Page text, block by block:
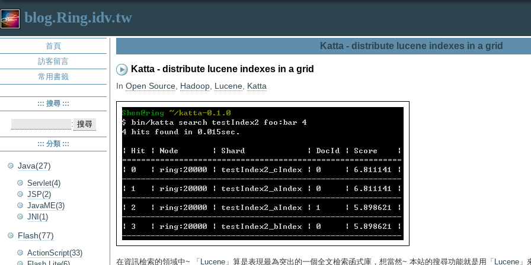
blog.Ring.idv.tw
Katta - distribute lucene indexes in a grid
Katta - distribute lucene indexes in a grid
In Open Source Hadoop Lucene Katta
在資訊檢索的領域中~ 「 Lucene 」算是表現最為突出的一個全文檢索函式庫，想當然~ 本站的搜尋功能就是用「 Lucene 」
首頁
訪客留言
常用書籤
::: 搜尋 :::
:
::: 分類 :::
Java(27)
Servlet(4)
JSP(2)
JavaME(3)
JNI(1)
Flash(77)
ActionScript(33)